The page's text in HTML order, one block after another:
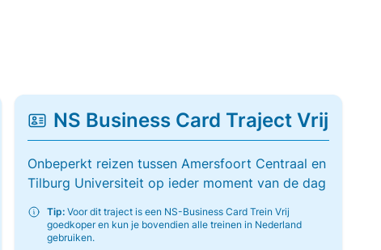
NS Business Card Traject Vrij
Onbeperkt reizen tussen Amersfoort Centraal en
Tilburg Universiteit op ieder moment van de dag
Tip:Voor dit traject is een NS-Business Card Trein Vrij
goedkoper en kun je bovendien alle treinen in Nederland
gebruiken.